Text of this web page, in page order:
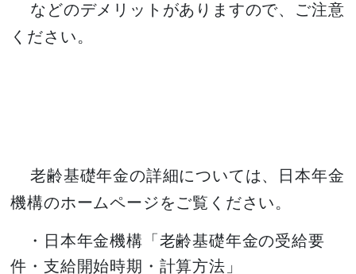
などのデメリットがありますので、ご注意
ください。
老齢基礎年金の詳細については、日本年金
機構のホームページをご覧ください。
・日本年金機構「老齢基礎年金の受給要
件・支給開始時期・計算方法」